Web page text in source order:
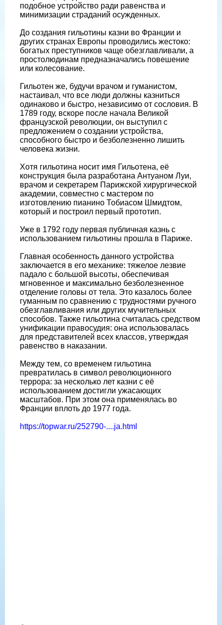
подобное устройство ради равенства и
минимизации страданий осужденных.
До создания гильотины казни во Франции и
других странах Европы проводились жестоко:
богатых преступников чаще обезглавливали, а
простолюдинам предназначались повешение
или колесование.
Гильотен же, будучи врачом и гуманистом,
настаивал, что все люди должны казниться
одинаково и быстро, независимо от сословия. В
1789 году, вскоре после начала Великой
французской революции, он выступил с
предложением о создании устройства,
способного быстро и безболезненно лишить
человека жизни.
Хотя гильотина носит имя Гильотена, её
конструкция была разработана Антуаном Луи,
врачом и секретарем Парижской хирургической
академии, совместно с мастером по
изготовлению пианино Тобиасом Шмидтом,
который и построил первый прототип.
Уже в 1792 году первая публичная казнь с
использованием гильотины прошла в Париже.
Главная особенность данного устройства
заключается в его механике: тяжелое лезвие
падало с большой высоты, обеспечивая
мгновенное и максимально безболезненное
отделение головы от тела. Это казалось более
гуманным по сравнению с трудностями ручного
обезглавливания или других мучительных
способов. Также гильотина считалась средством
унификации правосудия: она использовалась
для представителей всех классов, утверждая
равенство в наказании.
Между тем, со временем гильотина
превратилась в символ революционного
террора: за несколько лет казни с её
использованием достигли ужасающих
масштабов. При этом она применялась во
Франции вплоть до 1977 года.
https://topwar.ru/252790-....ja.html